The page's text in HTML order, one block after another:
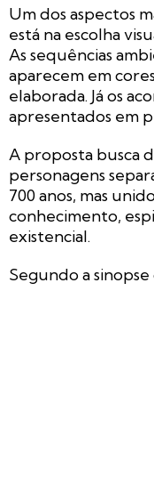
Um dos aspectos
está na escolha
As sequências
aparecem em
elaborada. Já os
apresentados em
A proposta busca
personagens
700 anos, mas
conhecimento,
existencial.
Segundo a